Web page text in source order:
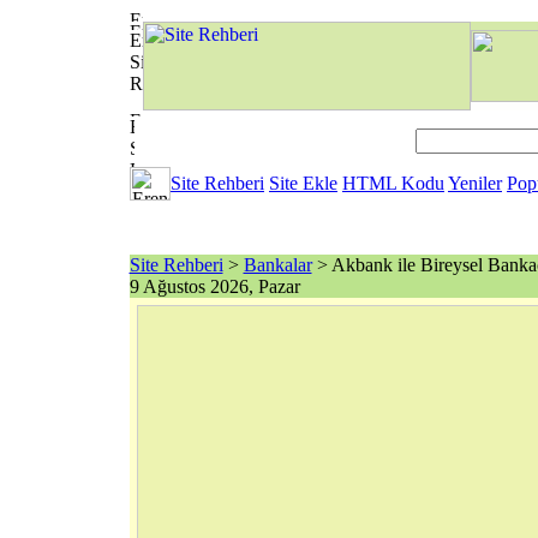
Site Rehberi Site Ekle HTML Kodu Yeniler
Site Rehberi > Bankalar> Akbank ile Bireysel
9 Ağustos 2026, Pazar